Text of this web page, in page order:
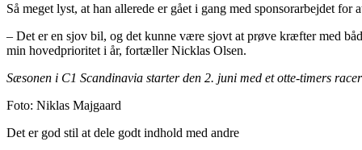
Så meget lyst, at han allerede er gået i gang med sponsorarbejdet
– Det er en sjov bil, og det kunne være sjovt at prøve kræfter med
min hovedprioritet i år, fortæller Nicklas Olsen.
Sæsonen i C1 Scandinavia starter den 2. juni med et otte-timers
Foto: Niklas Majgaard
Det er god stil at dele godt indhold med andre